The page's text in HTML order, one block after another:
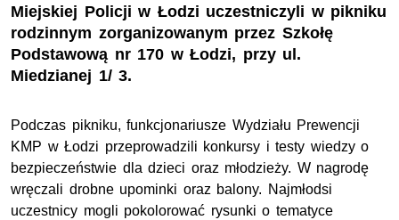
Miejskiej Policji w Łodzi uczestniczyli w pikniku
rodzinnym zorganizowanym przez Szkołę
Podstawową nr 170 w Łodzi, przy ul.
Miedzianej 1/ 3.
Podczas pikniku, funkcjonariusze Wydziału Prewencji
KMP w Łodzi przeprowadzili konkursy i testy wiedzy o
bezpieczeństwie dla dzieci oraz młodzieży. W nagrodę
wręczali drobne upominki oraz balony. Najmłodsi
uczestnicy mogli pokolorować rysunki o tematyce